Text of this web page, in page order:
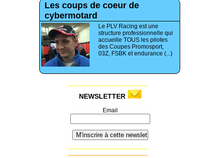
Les coups de coeur de
cybermotard
Le PLV Racing est une
structure professionnelle qui
accueille TOUS les pilotes
des Coupes Promosport,
03Z, FSBK et endurance (...)
NEWSLETTER
Email